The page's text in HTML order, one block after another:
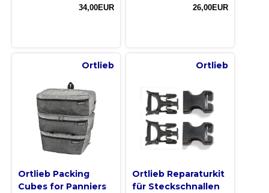
34,00EUR 26,00EUR
Ortlieb
Ortlieb Packing
Cubes for Panniers
Ortlieb
Ortlieb Reparaturkit
für Steckschnallen